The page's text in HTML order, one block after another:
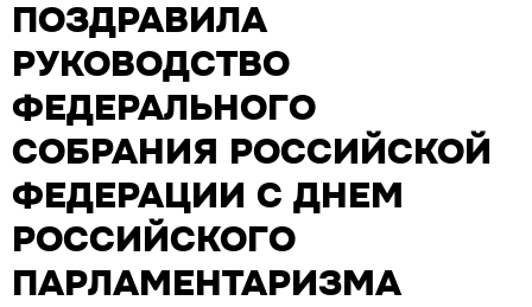
ПОЗДРАВИЛА
РУКОВОДСТВО
ФЕДЕРАЛЬНОГО
СОБРАНИЯ РОССИЙСКОЙ
ФЕДЕРАЦИИ С ДНЕМ
РОССИЙСКОГО
ПАРЛАМЕНТАРИЗМА